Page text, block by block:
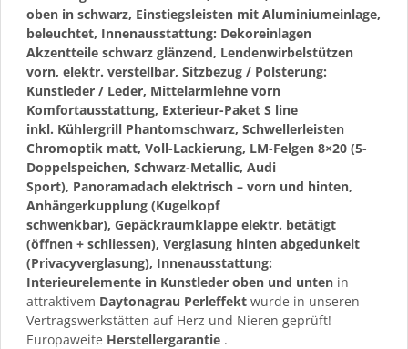
oben in schwarz, Einstiegsleisten mit Aluminiumeinlage,
beleuchtet, Innenausstattung: Dekoreinlagen
Akzentteile schwarz glänzend, Lendenwirbelstützen
vorn, elektr. verstellbar, Sitzbezug / Polsterung:
Kunstleder / Leder, Mittelarmlehne vorn
Komfortausstattung, Exterieur-Paket S line
inkl. Kühlergrill Phantomschwarz, Schwellerleisten
Chromoptik matt, Voll-Lackierung, LM-Felgen 8×20 (5-
Doppelspeichen, Schwarz-Metallic, Audi
Sport), Panoramadach elektrisch – vorn und hinten,
Anhängerkupplung (Kugelkopf
schwenkbar), Gepäckraumklappe elektr. betätigt
(öffnen + schliessen), Verglasung hinten abgedunkelt
(Privacyverglasung), Innenausstattung:
Interieurelemente in Kunstleder oben und unten in
attraktivem Daytonagrau Perleffekt wurde in unseren
Vertragswerkstätten auf Herz und Nieren geprüft!
Europaweite Herstellergarantie .